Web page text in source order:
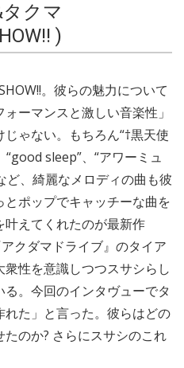
タクマ
)
。彼らの魅力について
ーマンスと激しい音楽性」
ゃない。もちろん“†黒天使
“good sleep”、“アワーミュ
ど、綺麗なメロディの曲も彼
ポップでキャッチーな曲を
えてくれたのが最新作
アクダマドライブ』のタイア
性を意識しつつスサシらし
。今回のインタヴューでタ
た」と言った。彼らはどの
のか? さらにスサシのこれ